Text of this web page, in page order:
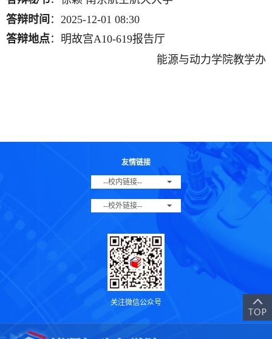
答辩时间 ： 2025-12-01 08:30
答辩地点：明故宫A10-619报告厅
能源与动力学院教学办
友情链接
--校内链接--
--校外链接--
关注微信公众号